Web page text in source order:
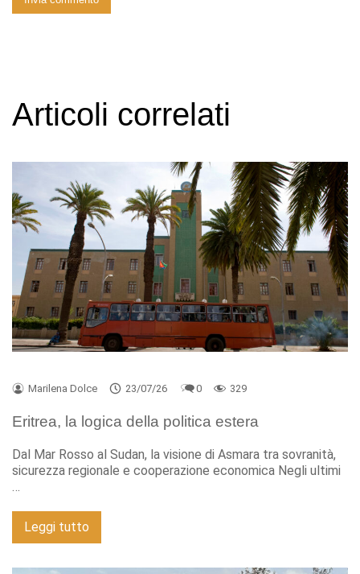
Articoli correlati
Marilena Dolce 23/07/26 0 329
Eritrea, la logica della politica estera
Dal Mar Rosso al Sudan, la visione di Asmara tra sovranità,
sicurezza regionale e cooperazione economica Negli ultimi
Leggi tutto